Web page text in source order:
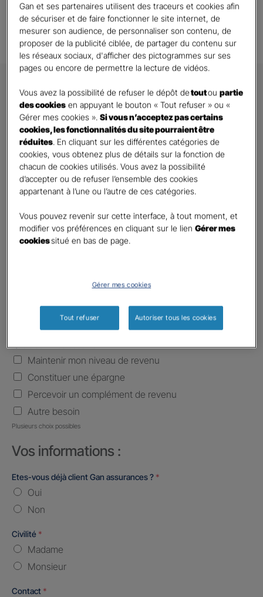
Alison A.
DEMANDE DE DEVIS
Prenez 2 minutes pour remplir ce rapide questionnaire afin
que l’agence sélectionnée vous recontacte rapidement
pour finaliser l’étude précise de votre besoin
GAN ASSURANCES DUNKERQUE
REPUBLIQUE
Information sur votre besoin :
Mes enfant(s)
Quels sont vos besoins ?*
Maintenir mon niveau de revenu
Constituer une épargne
Percevoir un complément de revenu
Autre besoin
Plusieurs choix possibles
Vos informations :
Etes-vous déjà client Gan assurances ? *
Oui
Non
Civilité *
Madame
Monsieur
Contact *
Gan et ses partenaires utilisent des traceurs et cookies afin
de sécuriser et de faire fonctionner le site internet, de
mesurer son audience, de personnaliser son contenu, de
proposer de la publicité ciblée, de partager du contenu sur
les réseaux sociaux, d'afficher des pictogrammes sur ses
pages ou encore de permettre la lecture de vidéos.
Vous avez la possibilité de refuser le dépôt detoutoupartie
des cookies en appuyant le bouton « Tout refuser » ou «
Gérer mes cookies ».Si vous n’acceptez pas certains
cookies, les fonctionnalités du site pourraient être
réduites. En cliquant sur les différentes catégories de
cookies, vous obtenez plus de détails sur la fonction de
chacun de cookies utilisés. Vous avez la possibilité
d’accepter ou de refuser l’ensemble des cookies
appartenant à l’une ou l’autre de ces catégories.
Vous pouvez revenir sur cette interface, à tout moment, et
modifier vos préférences en cliquant sur le lienGérer mes
cookiessitué en bas de page.
Gérer mes cookies
Tout refuser Autoriser tous les cookies